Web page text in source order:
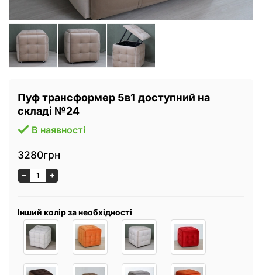
Пуф трансформер 5в1 доступний на
складі №24
В наявності
3280грн
Інший колір за необхідності